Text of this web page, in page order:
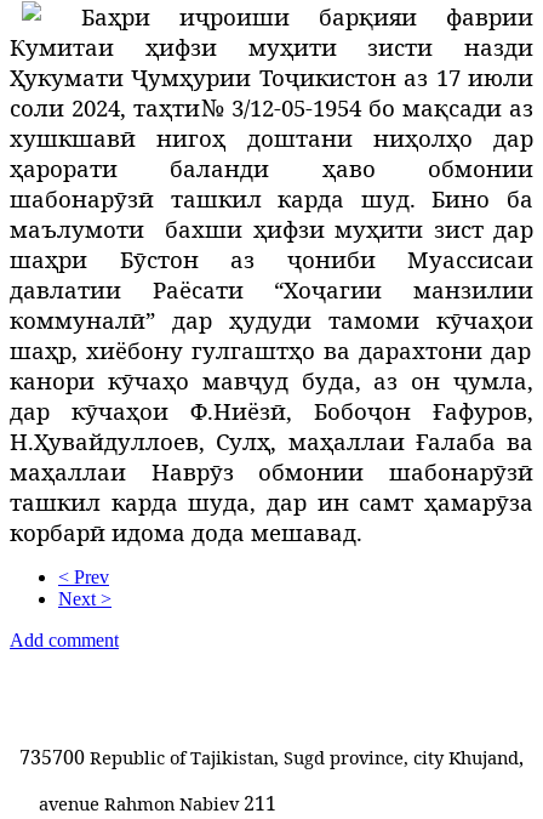
Баҳри иҷроиши барқияи фаврии
Кумитаи ҳифзи муҳити зисти назди
ҲукуматиҶумҳурии Тоҷикистон аз 17 июли
соли 2024, таҳти№ 3/12-05-1954 бо мақсади аз
хушкшавӣ нигоҳ доштани ниҳолҳо дар
ҳарорати баланди ҳаво обмонии
шабонарӯзӣ ташкил карда шуд. Бино ба
маълумоти
бахши ҳифзи муҳити зист дар
шаҳри Бӯстон аз ҷониби Муассисаи
давлатии Раёсати“Хоҷагииманзилии
коммуналӣ” дар ҳудуди тамоми кӯчаҳои
шаҳр, хиёбону гулгаштҳо ва дарахтони дар
канори кӯчаҳо мавҷуд буда, аз он ҷумла,
дар кӯчаҳои Ф.Ниёзӣ, Бобоҷон Ғафуров,
Н.Ҳувайдуллоев, Сулҳ, маҳаллаи Ғалаба ва
маҳаллаи Наврӯз обмонии шабонарӯзӣ
ташкил кардашуда, дар ин самт ҳамарӯза
корбарӣ идома дода мешавад.
< Prev
Next >
Add comment
735700 Republic of Tajikistan, Sugd province, city Khujand,
avenue Rahmon Nabiev211